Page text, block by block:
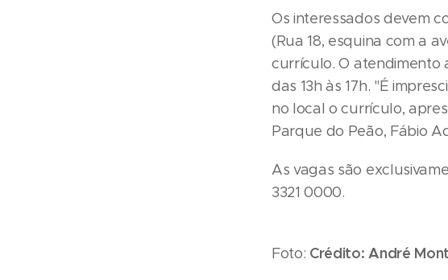
Os interessados devem
(Rua 18, esquina com a
currículo. O atendimento
das 13h às 17h. "É
no local o currículo,
Parque do Peão, Fábio
As vagas são
3321 0000.
Foto: Crédito: André